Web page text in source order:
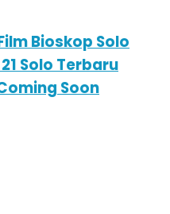
Bioskop Solo
Solo Terbaru
Soon